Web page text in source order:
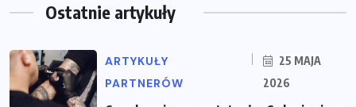
Ostatnie artykuły
ARTYKUŁY
PARTNERÓW
25 MAJA
2026